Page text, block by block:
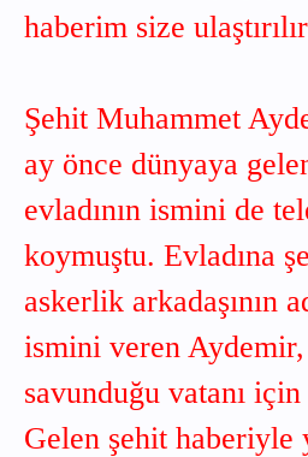
haberim size
Şehit Muhammet
ay önce dünyaya
evladının ismini de
koymuştu. Evladına
askerlik arkadaşının
ismini veren
savunduğu vatanı
Gelen şehit haberiyle